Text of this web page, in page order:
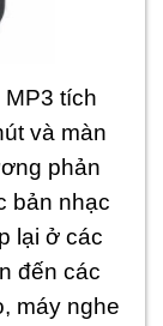
tích
và màn
phản
bản nhạc
lại ở các
đến các
máy nghe